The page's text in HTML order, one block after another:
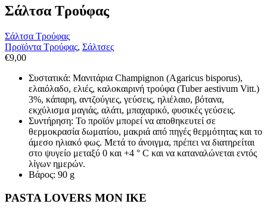
Σάλτσα Τρούφας
Σάλτσα Τρούφας
Προϊόντα Τρούφας, Σάλτσες
€9,00
Συστατικά: Μανιτάρια Champignon (Agaricus bisporus),
ελαιόλαδο, ελιές, καλοκαιρινή τρούφα (Tuber aestivum Vitt.)
3%, κάπαρη, αντζούγιες, γεύσεις, ηλιέλαιο, βότανα,
εκχύλισμα μαγιάς, αλάτι, μπαχαρικό, φυσικές γεύσεις.
Συντήρηση: Το προϊόν μπορεί να αποθηκευτεί σε
θερμοκρασία δωματίου, μακριά από πηγές θερμότητας και το
άμεσο ηλιακό φως. Μετά το άνοιγμα, πρέπει να διατηρείται
στο ψυγείο μεταξύ 0 και +4 ° C και να καταναλώνεται εντός
λίγων ημερών.
Βάρος: 90 g
PASTA LOVERS ΜΟΝ ΙΚΕ